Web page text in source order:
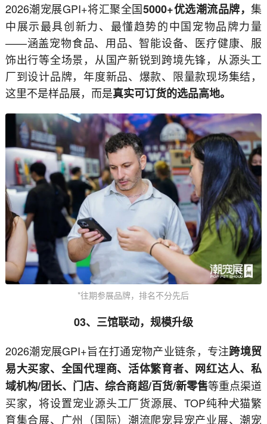
2026潮宠展GPI+将汇聚全国5000+优选潮流品牌，集
中展示最具创新力、最懂趋势的中国宠物品牌力量
——涵盖宠物食品、用品、智能设备、医疗健康、服
饰出行等全场景，从国产新锐到跨境先锋，从源头工
厂到设计品牌，年度新品、爆款、限量款现场集结，
这里不是样品展，而是真实可订货的选品高地。
*往期参展品牌，排名不分先后
03、三馆联动，规模升级
2026潮宠展GPI+旨在打通宠物产业链条，专注跨境贸
易大买家、全国代理商、活体繁育者、网红达人、私
域机构/团长、门店、综合商超/百货/新零售等重点渠道
买家，将设置宠业源头工厂货源展、TOP纯种犬猫繁
育集合展、广州（国际）潮流爬宠异宠产业展、潮宠